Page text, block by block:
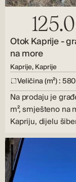
Otok Kaprije -
na more
Kaprije, Kaprije
Veličina (m²) :
Na prodaju je
m², smješteno
Kapriju, dijelu